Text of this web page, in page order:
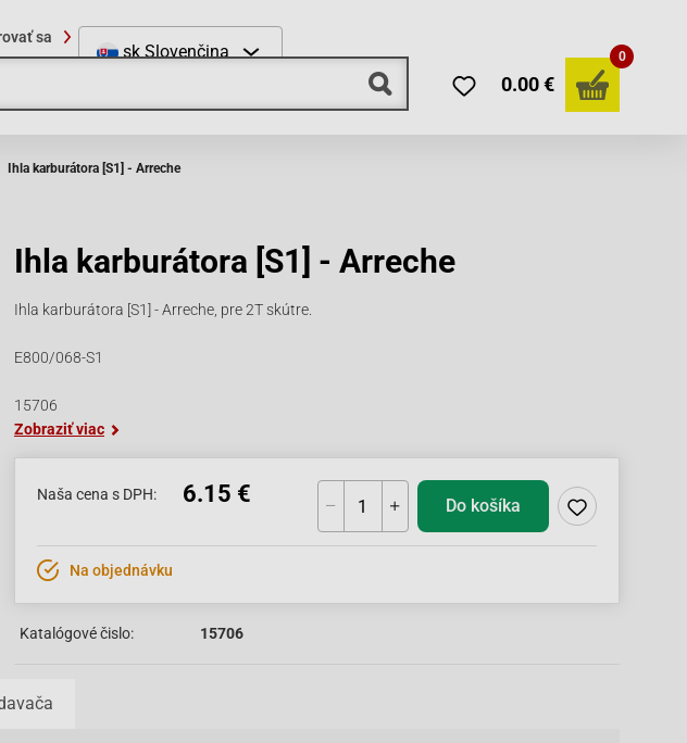
sa
sk Slovenčina
0.00 €
0
Ihla karburátora [S1] - Arreche
Ihla karburátora [S1] - Arreche
Ihla karburátora [S1] - Arreche, pre 2T skútre.
E800/068-S1
15706
Zobraziť viac
Naša cena s DPH: 6.15 € Do košíka
Na objednávku
Katalógové čislo: 15706